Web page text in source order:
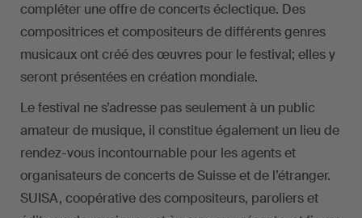
compléter une offre de concerts éclectique. Des
compositrices et compositeurs de différents genres
musicaux ont créé des œuvres pour le festival; elles y
seront présentées en création mondiale.
Le festival ne s’adresse pas seulement à un public
amateur de musique, il constitue également un lieu de
rendez-vous incontournable pour les agents et
organisateurs de concerts de Suisse et de l’étranger.
SUISA, coopérative des compositeurs, paroliers et